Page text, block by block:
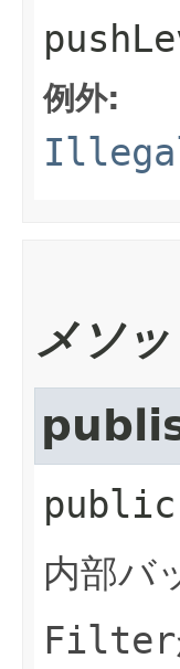
例外:
メソ
public
内部バ
Filter